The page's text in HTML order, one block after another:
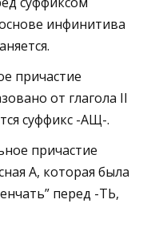
инфинитива
причастие
от глагола II
суффикс -АЩ-.
причастие
А, которая была
перед -ТЬ,